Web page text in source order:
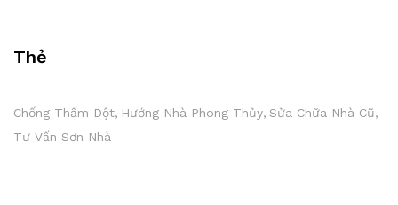
Thẻ
Chống Thấm Dột Hướng Nhà Phong Thủy Sửa Chữa Nhà Cũ
Tư Vấn Sơn Nhà